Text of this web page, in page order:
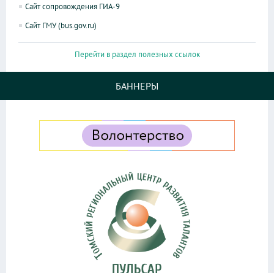
Сайт сопровождения ГИА-9
Сайт ГМУ (bus.gov.ru)
Перейти в раздел полезных ссылок
БАННЕРЫ